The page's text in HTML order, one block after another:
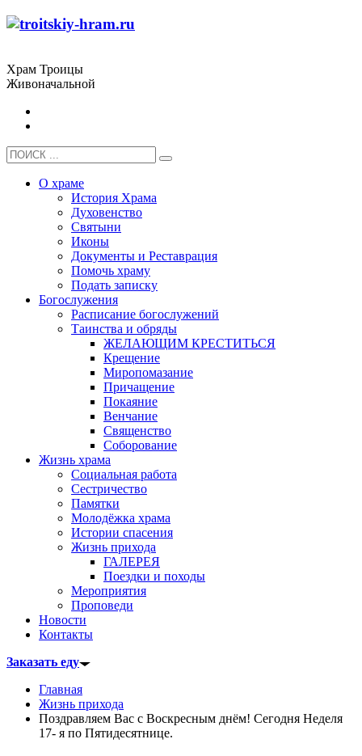
Храм Троицы
Живоначальной
О храме
История Храма
Духовенство
Святыни
Иконы
Документы и Реставрация
Помочь храму
Подать записку
Богослужения
Расписание богослужений
Таинства и обряды
ЖЕЛАЮЩИМ КРЕСТИТЬСЯ
Крещение
Миропомазание
Причащение
Покаяние
Венчание
Священство
Соборование
Жизнь храма
Социальная работа
Сестричество
Памятки
Молодёжка храма
Истории спасения
Жизнь прихода
ГАЛЕРЕЯ
Поездки и походы
Мероприятия
Проповеди
Новости
Контакты
Заказать еду
Главная
Жизнь прихода
Поздравляем Вас с Воскресным днём! Сегодня Неделя
17- я по Пятидесятнице.